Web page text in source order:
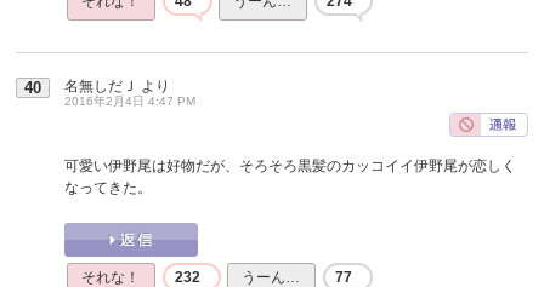
40 名無しだＪ より
2016年2月4日 4:47 PM
可愛い伊野尾は好物だが、そろそろ黒髪のカッコイイ伊野尾が恋しく
なってきた。
それな！ 232 うーん… 77